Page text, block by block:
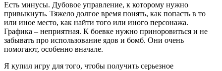
Есть минусы. Дубовое управление, к которому нужно
привыкнуть. Тяжело долгое время понять, как попасть в то
или иное место, как найти того или иного персонажа.
Графика – неприятная. К боевке нужно приноровиться и не
забывать про использование ядов и бомб. Они очень
помогают, особенно вначале.
Я купил игру для того, чтобы получить серьезное